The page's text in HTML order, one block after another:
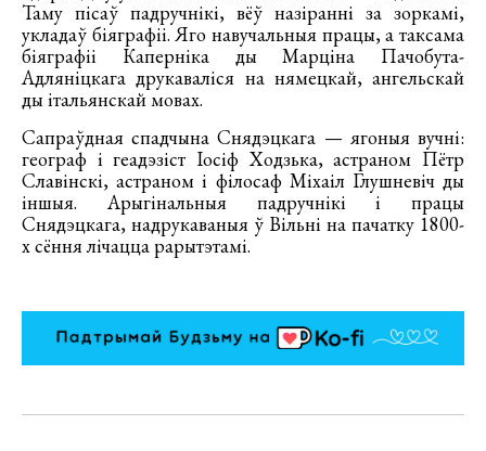
Таму пісаў падручнікі, вёў назіранні за зоркамі,
укладаў біяграфіі. Яго навучальныя працы, а таксама
біяграфіі Каперніка ды Марціна Пачобута-
Адляніцкага друкаваліся на нямецкай, ангельскай
ды італьянскай мовах.
Сапраўдная спадчына Снядэцкага — ягоныя вучні:
географ і геадэзіст Іосіф Ходзька, астраном Пётр
Славінскі, астраном і філосаф Міхаіл Глушневіч ды
іншыя. Арыгінальныя падручнікі і працы
Снядэцкага, надрукаваныя ў Вільні на пачатку 1800-
х сёння лічацца рарытэтамі.